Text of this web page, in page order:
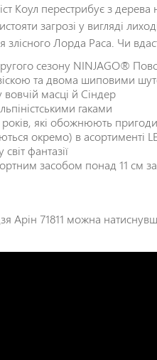
Коул перестрибує з дерева
загрозі у вигляді
злісного Лорда Раса. Чи
сезону NINJAGO®
та двома шиповими
вовчій масці й Сіндер
гаками
які обожнюють
окремо) в асортименті
фантазії
засобом понад 11 см
Арін 71811 можна